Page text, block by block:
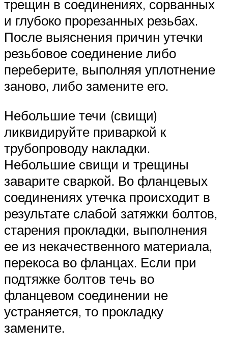
трещин в соединениях, сорванных
и глубоко прорезанных резьбах.
После выяснения причин утечки
резьбовое соединение либо
переберите, выполняя уплотнение
заново, либо замените его.
Небольшие течи (свищи)
ликвидируйте приваркой к
трубопроводу накладки.
Небольшие свищи и трещины
заварите сваркой. Во фланцевых
соединениях утечка происходит в
результате слабой затяжки болтов,
старения прокладки, выполнения
ее из некачественного материала,
перекоса во фланцах. Если при
подтяжке болтов течь во
фланцевом соединении не
устраняется, то прокладку
замените.